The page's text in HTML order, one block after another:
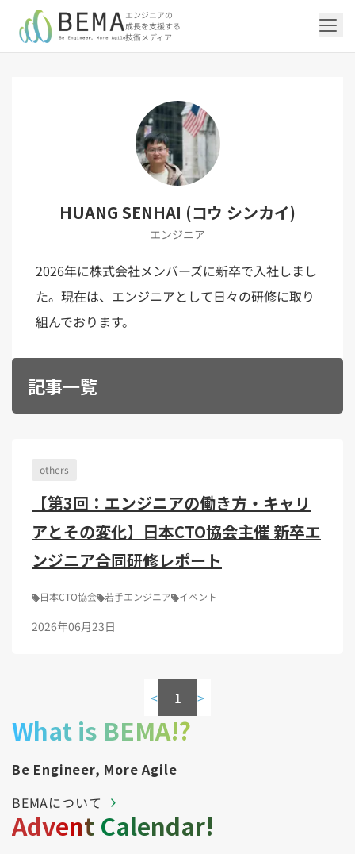
エンジニアの
成長を支援する
技術メディア
「アジャイル開発/スクラム」の記事一覧を
スクラムマスター（19）
アジャイル（15）
「DevOps/クラウド」の記事一覧を見る
「DevOps/クラウド」のタグ一覧
AWS（20）
CI/CD（9）
Terraform（6）
インフラストラクチャ（5）
Docker（4）
サーバーレス（3）
CloudWatch（2）
CodeCommit（2）
Amplify（2）
Ansible（2）
Google Cloud（1）
DevSecOps（1）
Platform Engineering（1）
Kubernetes（1）
Lambda（1）
API Gateway（1）
「AI」の記事一覧を見る
生成AI（13）
AIエージェント（4）
NotebookLM（3）
Gemini（3）
CNN（1）
「バックエンド」の記事一覧を見る
「バックエンド」のタグ一覧
Oracle APEX（5）
Python（4）
API（2）
Ruby（2）
SQL（1）
アクセス制御（1）
MySQL（1）
「Flutter/モバイル」の記事一覧を見る
「Flutter/モバイル」のタグ一覧
Flutter（38）
Dart（6）
Swift（2）
アプリ開発（1）
「Jamstack/フロントエンド」の記事一覧
Astro（10）
SSG（9）
JavaScript（4）
WordPress（3）
Puppeteer（1）
Redux（1）
React（1）
「others」の記事一覧を見る
「others」のタグ一覧
エンジニア組織（48）
イベント（42）
アドベントカレンダー2024（25）
スキルアップ（24）
日本CTO協会（18）
若手エンジニア（12）
トラブルシューティング（12）
キャリア（8）
内製化（7）
マネジメント（6）
デジタル人材育成（4）
PMO（3）
Markdown（1）
HUANG SENHAI (コウ シンカイ)
エンジニア
2026年に株式会社メンバーズに新卒で入社しまし
た。現在は、エンジニアとして日々の研修に取り
組んでおります。
記事一覧
others
【第3回：エンジニアの働き方・キャリ
アとその変化】日本CTO協会主催 新卒エ
ンジニア合同研修レポート
日本CTO協会 若手エンジニア イベント
2026年06月23日
< 1 >
What is BEMA!?
Be Engineer, More Agile
BEMAについて
Advent Calendar!